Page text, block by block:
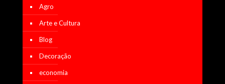
Agro
Arte e Cultura
Blog
Decoração
economia